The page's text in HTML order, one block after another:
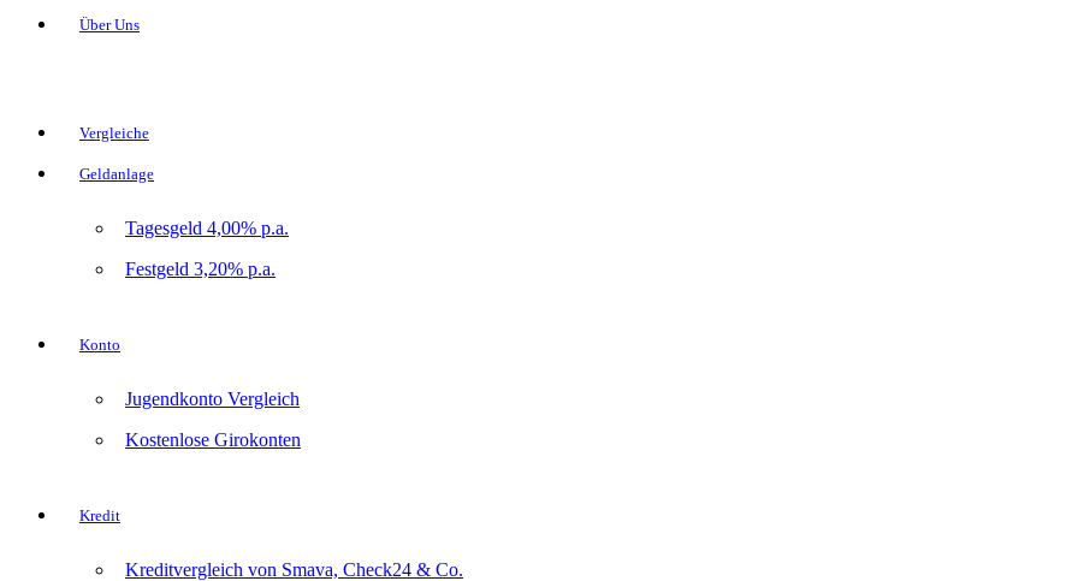
Über Uns
Vergleiche
Geldanlage
Tagesgeld 4,00% p.a.
Festgeld 3,20% p.a.
Konto
Jugendkonto Vergleich
Kostenlose Girokonten
Kredit
Kreditvergleich von Smava, Check24 & Co.